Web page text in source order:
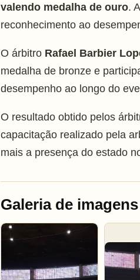
valendo medalha de ouro.
reconhecimento ao
O árbitro Rafael Barbier
medalha de bronze e
desempenho ao longo do
O resultado obtido pelos
capacitação realizado pela
mais a presença do estado
Galeria de imagens